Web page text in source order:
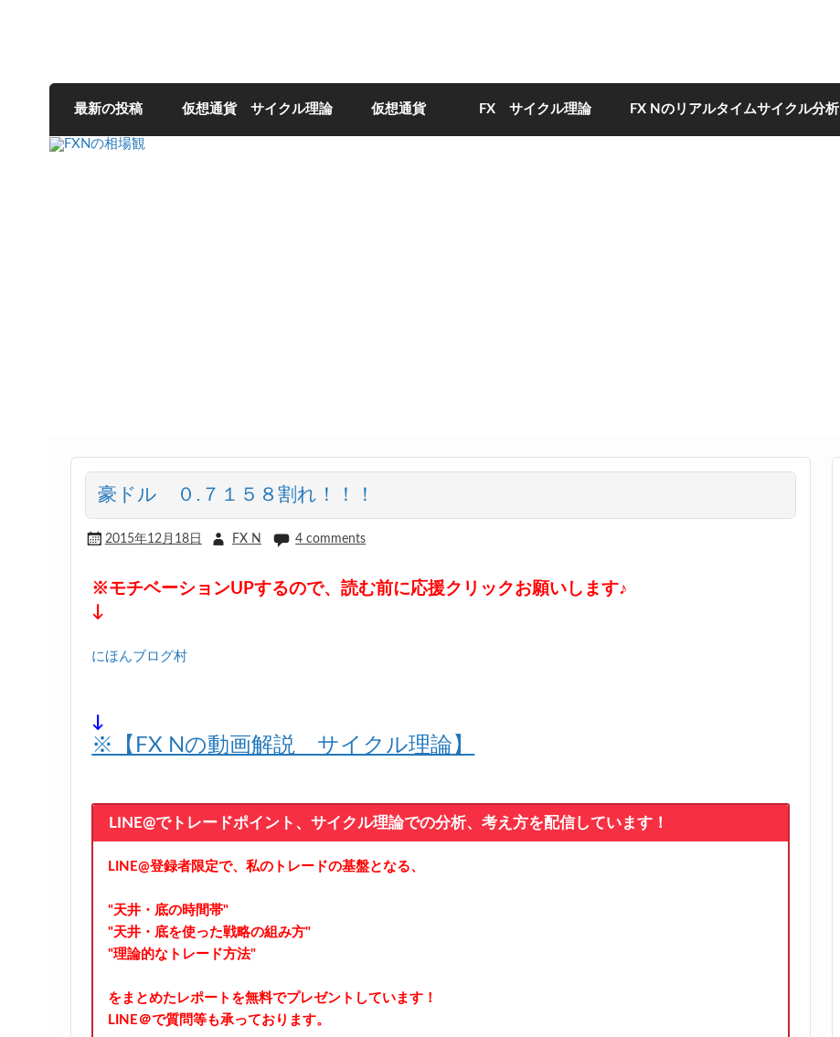
FXNの相場観
最新の投稿 仮想通貨 サイクル理論 仮想通貨 FX サイクル理論 FX Nのリアルタイムサイクル分析
豪ドル ０.７１５８割れ！！！
2015年12月18日 FX N 4 comments
※モチベーションUPするので、読む前に応援クリックお願いします♪
↓
にほんブログ村
↓
※【FX Nの動画解説 サイクル理論】
LINE@でトレードポイント、サイクル理論での分析、考え方を配信しています！
LINE@登録者限定で、私のトレードの基盤となる、
"天井・底の時間帯"
"天井・底を使った戦略の組み方"
"理論的なトレード方法"
をまとめたレポートを無料でプレゼントしています！
LINE＠で質問等も承っております。